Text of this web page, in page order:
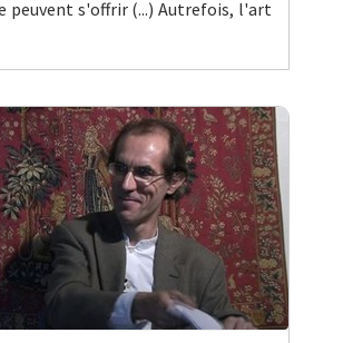
peuvent s'offrir (...) Autrefois, l'art